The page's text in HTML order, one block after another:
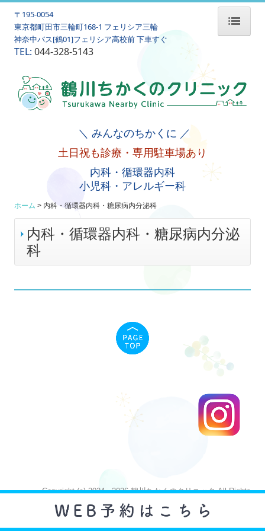
ホーム
当院について
初めての方
内科・循環器内科・糖尿病内分泌科
オンライン診療
ホームケア
アクセス
〒195-0054
東京都町田市三輪町168-1 フェリシア三輪
神奈中バス[鶴01]フェリシア高校前 下車すぐ
TEL:044-328-5143
＼ みんなのちかくに ／
土日祝も診療・ 専用駐車場あり
内科・循環器内科
小児科・ アレルギー科
ホーム 内科・循環器内科・糖尿病内分泌科
内科・循環器内科・糖尿病内分泌
科
Copyright (c) 2024 - 2026 鶴川ちかくのクリニック All Rights